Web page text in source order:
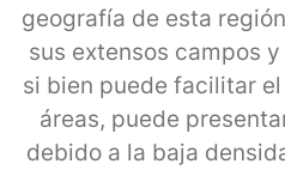
geografía de esta
sus extensos campos
si bien puede facilitar
áreas, puede
debido a la baja